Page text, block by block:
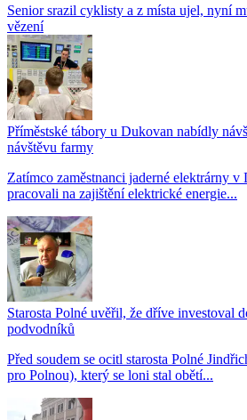
Senior srazil cyklisty a z místa ujel, nyní
vězení
Příměstské tábory u Dukovan nabídly
návštěvu farmy
Zatímco zaměstnanci jaderné elektrárny
pracovali na zajištění elektrické energie...
Starosta Polné uvěřil, že dříve investoval
podvodníků
Před soudem se ocitl starosta Polné
pro Polnou), který se loni stal obětí...